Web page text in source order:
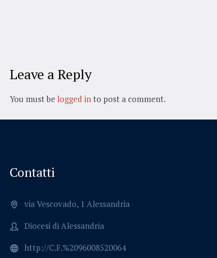
Leave a Reply
You must be logged into post a comment.
Contatti
via Vescovado, 1 Alessandria
Diocesi di Alessandria
http://C.F.%2096008520064